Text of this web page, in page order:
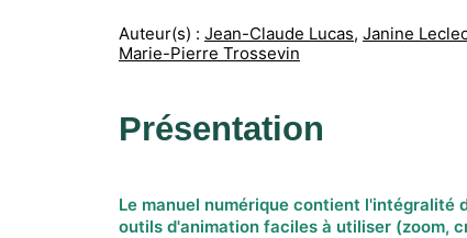
Auteur(s) : Jean-Claude Lucas, Janine
Marie-Pierre Trossevin
Présentation
Le manuel numérique contient l'intégralité
outils d'animation faciles à utiliser (zoom,